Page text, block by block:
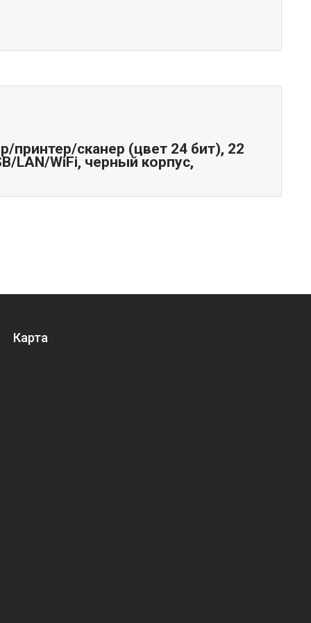
сканер (цвет 24 бит), 22
LAN/WiFi, черный корпус,
Карта